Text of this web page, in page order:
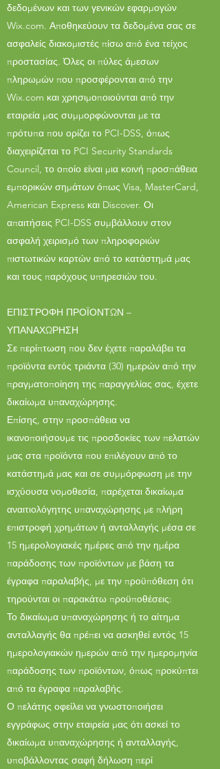
δεδομένων και των γενικών εφαρμογών
Wix.com. Αποθηκεύουν τα δεδομένα σας σε
ασφαλείς διακομιστές πίσω από ένα τείχος
προστασίας. Όλες οι πύλες άμεσων
πληρωμών που προσφέρονται από την
Wix.com και χρησιμοποιούνται από την
εταιρεία μας συμμορφώνονται με τα
πρότυπα που ορίζει το PCI-DSS, όπως
διαχειρίζεται το PCI Security Standards
Council, το οποίο είναι μια κοινή προσπάθεια
εμπορικών σημάτων όπως Visa, MasterCard,
American Express και Discover. Οι
απαιτήσεις PCI-DSS συμβάλλουν στον
ασφαλή χειρισμό των πληροφοριών
πιστωτικών καρτών από το κατάστημά μας
και τους παρόχους υπηρεσιών του.
ΕΠΙΣΤΡΟΦΗ ΠΡΟΪΟΝΤΩΝ –
ΥΠΑΝΑΧΩΡΗΣΗ
Σε περίπτωση που δεν έχετε παραλάβει τα
προϊόντα εντός τριάντα (30) ημερών από την
πραγματοποίηση της παραγγελίας σας, έχετε
δικαίωμα υπαναχώρησης.
Επίσης, στην προσπάθεια να
ικανοποιήσουμε τις προσδοκίες των πελατών
μας στα προϊόντα που επιλέγουν από το
κατάστημά μας και σε συμμόρφωση με την
ισχύουσα νομοθεσία, παρέχεται δικαίωμα
αναιτιολόγητης υπαναχώρησης με πλήρη
επιστροφή χρημάτων ή ανταλλαγής μέσα σε
15 ημερολογιακές ημέρες από την ημέρα
παράδοσης των προϊόντων με βάση τα
έγραφα παραλαβής, με την προϋπόθεση ότι
τηρούνται οι παρακάτω προϋποθέσεις:
Το δικαίωμα υπαναχώρησης ή το αίτημα
ανταλλαγής θα πρέπει να ασκηθεί εντός 15
ημερολογιακών ημερών από την ημερομηνία
παράδοσης των προϊόντων, όπως προκύπτει
από τα έγραφα παραλαβής.
Ο πελάτης οφείλει να γνωστοποιήσει
εγγράφως στην εταιρεία μας ότι ασκεί το
δικαίωμα υπαναχώρησης ή ανταλλαγής,
υποβάλλοντας σαφή δήλωση περί